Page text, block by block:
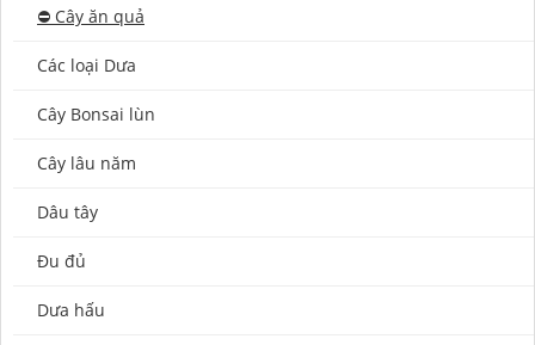
⛔️ Cây ăn quả
Các loại Dưa
Cây Bonsai lùn
Cây lâu năm
Dâu tây
Đu đủ
Dưa hấu